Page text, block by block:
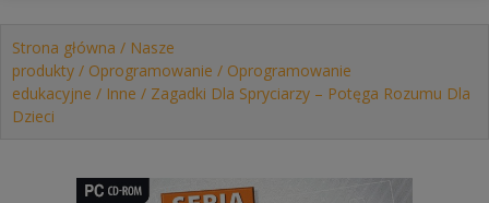
Strona główna / Nasze
produkty / Oprogramowanie / Oprogramowanie
edukacyjne / Inne / Zagadki Dla Spryciarzy – Potęga Rozumu Dla
Dzieci